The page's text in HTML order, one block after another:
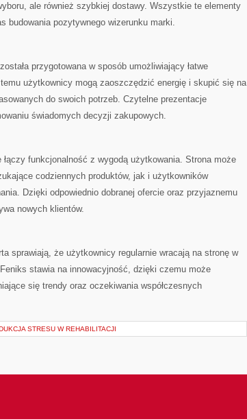
ale również szybkiej dostawy. Wszystkie te elementy
budowania pozytywnego wizerunku marki.
przygotowana w sposób umożliwiający łatwe
użytkownicy mogą zaoszczędzić energię i skupić się na
do swoich potrzeb. Czytelne prezentacje
świadomych decyzji zakupowych.
funkcjonalność z wygodą użytkowania. Strona może
codziennych produktów, jak i użytkowników
Dzięki odpowiednio dobranej ofercie oraz przyjaznemu
nowych klientów.
sprawiają, że użytkownicy regularnie wracają na stronę w
stawia na innowacyjność, dzięki czemu może
się trendy oraz oczekiwania współczesnych
STRESU W REHABILITACJI